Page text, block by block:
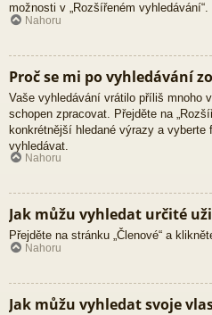
možnosti v „Rozšířeném vyhledávání“.
Nahoru
Proč se mi po vyhledávání
Vaše vyhledávání vrátilo příliš mnoho
schopen zpracovat. Přejděte na
konkrétnější hledané výrazy a vyberte
vyhledávat.
Nahoru
Jak můžu vyhledat určité
Přejděte na stránku „Členové“ a
Nahoru
Jak můžu vyhledat svoje